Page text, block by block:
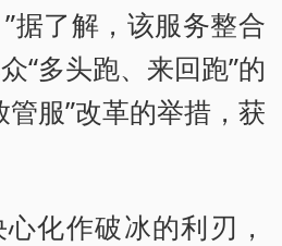
据了解，该服务整合
“多头跑、来回跑”的
管服”改革的举措，获
化作破冰的利刃，